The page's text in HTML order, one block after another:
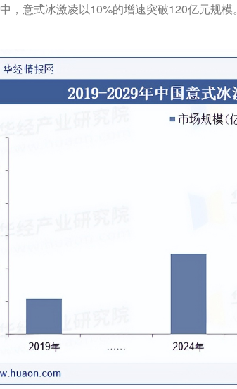
中，意式冰激凌以10%的增速突破120亿元规模。